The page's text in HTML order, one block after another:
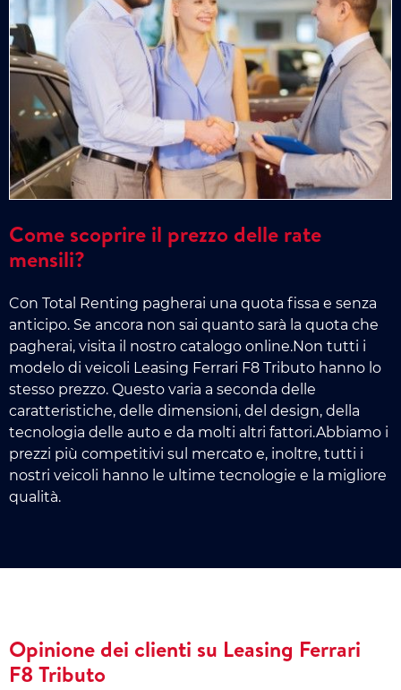
Come scoprire il prezzo delle rate
mensili?
Con Total Renting pagherai una quota fissa e senza
anticipo. Se ancora non sai quanto sarà la quota che
pagherai, visita il nostro catalogo online.Non tutti i
modelo di veicoli Leasing Ferrari F8 Tributo hanno lo
stesso prezzo. Questo varia a seconda delle
caratteristiche, delle dimensioni, del design, della
tecnologia delle auto e da molti altri fattori.Abbiamo i
prezzi più competitivi sul mercato e, inoltre, tutti i
nostri veicoli hanno le ultime tecnologie e la migliore
qualità.
Opinione dei clienti su Leasing Ferrari
F8 Tributo